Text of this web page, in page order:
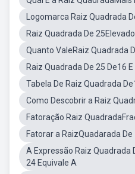
Logomarca Raiz Quadrada
Raiz Quadrada De
Quanto ValeRaiz Quadrada
Raiz Quadrada De 25 De16 E
Tabela De Raiz Quadrada
Como Descobrir a Raiz
Fatoração Raiz
Fatorar a RaizQuadarada De
A Expressão Raiz Quadrada
24 Equivale A